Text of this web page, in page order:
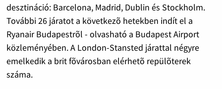
desztináció: Barcelona, Madrid, Dublin és Stockholm.
További 26 járatot a következõ hetekben indít el a
Ryanair Budapestrõl - olvasható a Budapest Airport
közleményében. A London-Stansted járattal négyre
emelkedik a brit fõvárosban elérhetõ repülõterek
száma.